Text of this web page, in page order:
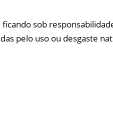
sob
pelo uso ou desgaste